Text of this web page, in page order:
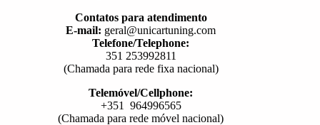
Contatos para atendimento
E-mail: geral@unicartuning.com
Telefone/Telephone:
351 253992811
(Chamada para rede fixa nacional)
Telemóvel/Cellphone:
+351 964996565
(Chamada para rede móvel nacional)